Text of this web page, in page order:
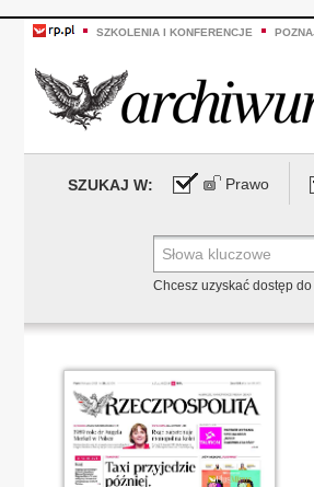
SZKOLENIA I KONFERENCJE
SZUKAJ W: Prawo
Chcesz uzyskać dostęp